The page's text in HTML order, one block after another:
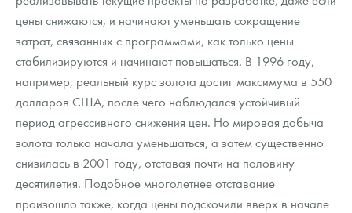
цены снижаются, и начинают уменьшать сокращение
затрат, связанных с программами, как только цены
стабилизируются и начинают повышаться. В 1996 году,
например, реальный курс золота достиг максимума в 550
долларов США, после чего наблюдался устойчивый
период агрессивного снижения цен. Но мировая добыча
золота только начала уменьшаться, а затем существенно
снизилась в 2001 году, отставая почти на половину
десятилетия. Подобное многолетнее отставание
произошло также, когда цены подскочили вверх в начале